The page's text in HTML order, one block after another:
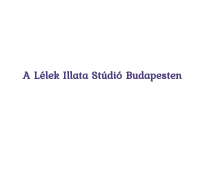
A Lélek Illata Stúdió Budapesten